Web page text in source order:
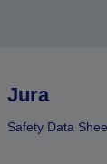
Jura
Safety Data